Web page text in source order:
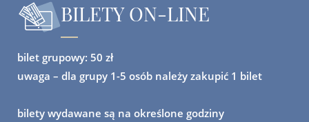
BILETY ON-LINE
bilet grupowy: 50 zł
uwaga – dla grupy 1-5 osób należy zakupić 1 bilet
bilety wydawane są na określone godziny